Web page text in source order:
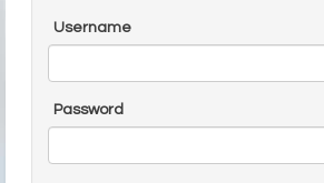
Username
Password